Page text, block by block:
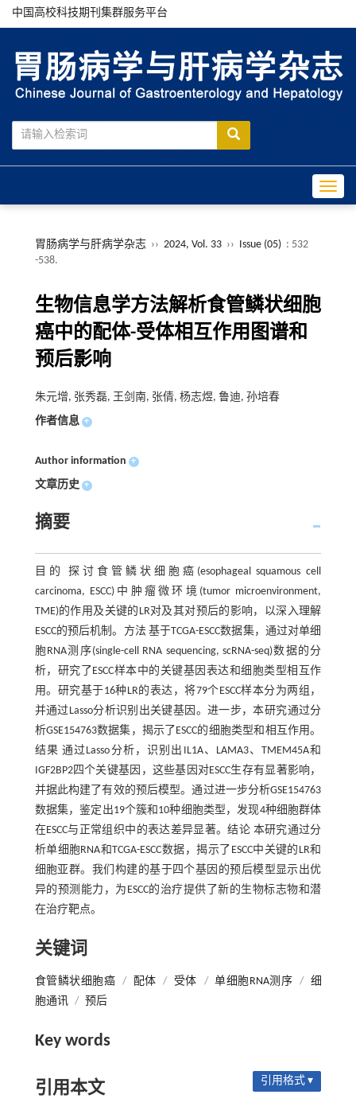
中国高校科技期刊集群服务平台
胃肠病学与肝病学杂志 ›› 2024, Vol. 33 ›› Issue (05) : 532
-538.
生物信息学方法解析食管鳞状细胞
癌中的配体-受体相互作用图谱和
预后影响
朱元增, 张秀磊, 王剑南, 张倩, 杨志煜, 鲁迪, 孙培春
作者信息 +
Author information +
文章历史 +
摘要
目的 探讨食管鳞状细胞癌(esophageal squamous cell
carcinoma, ESCC)中肿瘤微环境(tumor microenvironment,
TME)的作用及关键的LR对及其对预后的影响，以深入理解
ESCC的预后机制。方法 基于TCGA-ESCC数据集，通过对单细
胞RNA测序(single-cell RNA sequencing, scRNA-seq)数据的分
析，研究了ESCC样本中的关键基因表达和细胞类型相互作
用。研究基于16种LR的表达，将79个ESCC样本分为两组，
并通过Lasso分析识别出关键基因。进一步，本研究通过分
析GSE154763数据集，揭示了ESCC的细胞类型和相互作用。
结果 通过Lasso分析，识别出IL1A、LAMA3、TMEM45A和
IGF2BP2四个关键基因，这些基因对ESCC生存有显著影响，
并据此构建了有效的预后模型。通过进一步分析GSE154763
数据集，鉴定出19个簇和10种细胞类型，发现4种细胞群体
在ESCC与正常组织中的表达差异显著。结论 本研究通过分
析单细胞RNA和TCGA-ESCC数据，揭示了ESCC中关键的LR和
细胞亚群。我们构建的基于四个基因的预后模型显示出优
异的预测能力，为ESCC的治疗提供了新的生物标志物和潜
在治疗靶点。
关键词
食管鳞状细胞癌 / 配体 / 受体 / 单细胞RNA测序 /
细
胞通讯 / 预后
Key words
引用本文 引用格式 ▾